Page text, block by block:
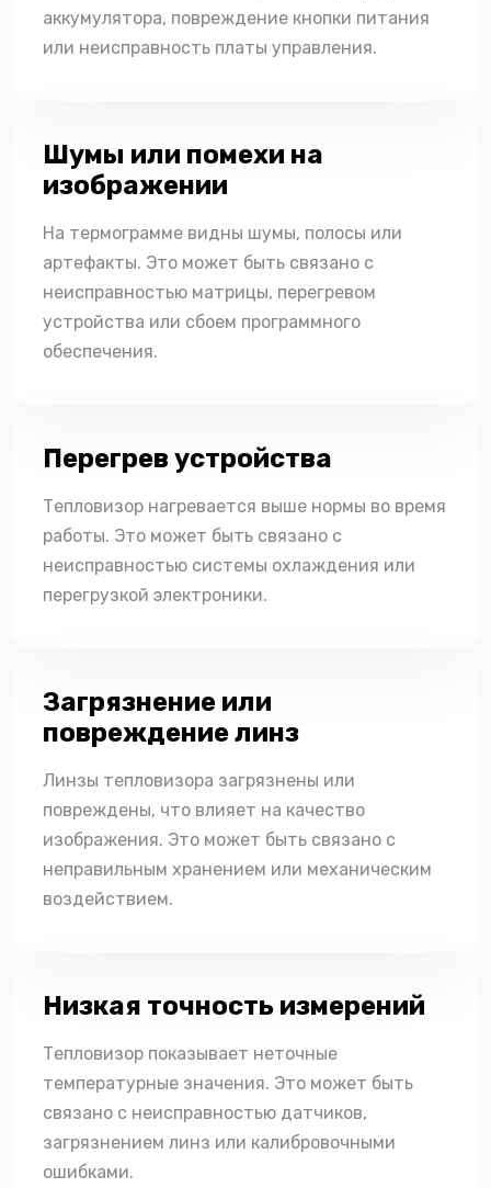
аккумулятора, повреждение кнопки питания
или неисправность платы управления.
Шумы или помехи на
изображении
На термограмме видны шумы, полосы или
артефакты. Это может быть связано с
неисправностью матрицы, перегревом
устройства или сбоем программного
обеспечения.
Перегрев устройства
Тепловизор нагревается выше нормы во время
работы. Это может быть связано с
неисправностью системы охлаждения или
перегрузкой электроники.
Загрязнение или
повреждение линз
Линзы тепловизора загрязнены или
повреждены, что влияет на качество
изображения. Это может быть связано с
неправильным хранением или механическим
воздействием.
Низкая точность измерений
Тепловизор показывает неточные
температурные значения. Это может быть
связано с неисправностью датчиков,
загрязнением линз или калибровочными
ошибками.